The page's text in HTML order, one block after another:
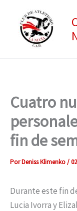
contenido
Cuatro
fin de
PorDeniss Klimenko/
Durante este fin
Lucia Ivorra y